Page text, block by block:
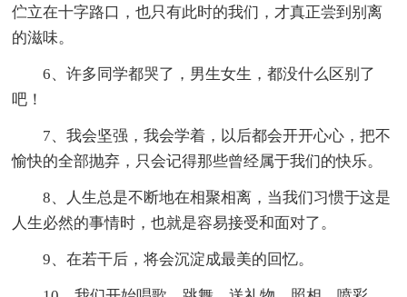
伫立在十字路口，也只有此时的我们，才真正尝到别离
的滋味。
6、许多同学都哭了，男生女生，都没什么区别了
吧！
7、我会坚强，我会学着，以后都会开开心心，把不
愉快的全部抛弃，只会记得那些曾经属于我们的快乐。
8、人生总是不断地在相聚相离，当我们习惯于这是
人生必然的事情时，也就是容易接受和面对了。
9、在若干后，将会沉淀成最美的回忆。